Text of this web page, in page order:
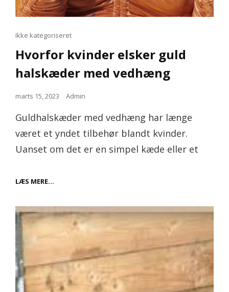
Cat
Ikke kategoriseret
Hvorfor kvinder elsker guld
halskæder med vedhæng
Posted
marts 15, 2023 Admin
Guldhalskæder med vedhæng har længe
været et yndet tilbehør blandt kvinder.
Uanset om det er en simpel kæde eller et
LÆS MERE…
GULD
HALSKÆDER
VEDHÆNG